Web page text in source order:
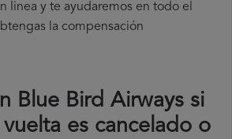
linea y te ayudaremos en todo el
la compensación
Blue Bird Airways si
es cancelado o